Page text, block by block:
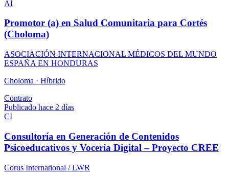
AI
Promotor (a) en Salud Comunitaria para Cortés
(Choloma)
ASOCIACIÓN INTERNACIONAL MÉDICOS DEL MUNDO
ESPAÑA EN HONDURAS
Choloma · Híbrido
Contrato
Publicado hace 2 días
CI
Consultoría en Generación de Contenidos
Psicoeducativos y Vocería Digital – Proyecto CREE
Corus International / LWR